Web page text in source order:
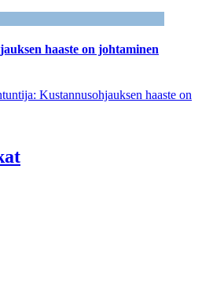
haaste on johtaminen
Kustannusohjauksen haaste on